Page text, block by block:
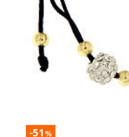
-51 %